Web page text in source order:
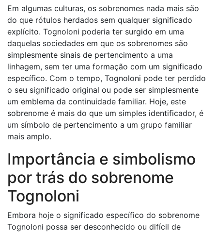
Em algumas culturas, os sobrenomes nada mais são
do que rótulos herdados sem qualquer significado
explícito. Tognoloni poderia ter surgido em uma
daquelas sociedades em que os sobrenomes são
simplesmente sinais de pertencimento a uma
linhagem, sem ter uma formação com um significado
específico. Com o tempo, Tognoloni pode ter perdido
o seu significado original ou pode ser simplesmente
um emblema da continuidade familiar. Hoje, este
sobrenome é mais do que um simples identificador, é
um símbolo de pertencimento a um grupo familiar
mais amplo.
Importância e simbolismo
por trás do sobrenome
Tognoloni
Embora hoje o significado específico do sobrenome
Tognoloni possa ser desconhecido ou difícil de